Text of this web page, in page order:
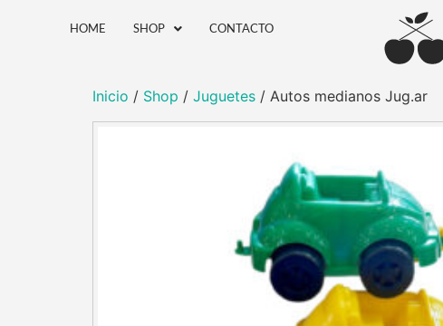
HOME SHOP CONTACTO
Inicio / Shop / Juguetes / Autos medianos Jug.ar